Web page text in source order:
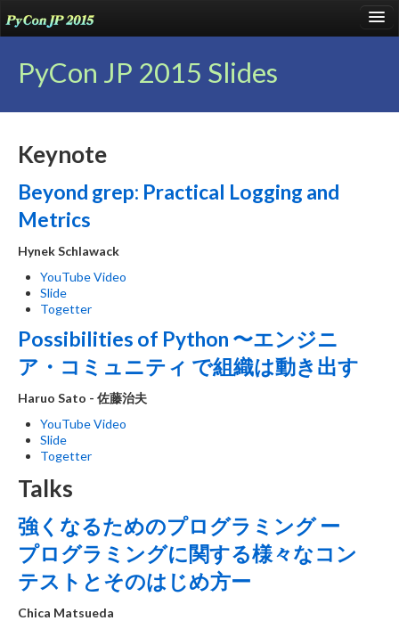
Talks
Events
Sponsors
Venue
Blog
Reports
PyCon JP 2015 Slides
Keynote
Beyond grep: Practical Logging and
Metrics
Hynek Schlawack
YouTube Video
Slide
Togetter
Possibilities of Python 〜エンジニ
ア・コミュニティ で組織は動き出す
Haruo Sato - 佐藤治夫
YouTube Video
Slide
Togetter
Talks
強くなるためのプログラミング ー
プログラミングに関する様々なコン
テストとそのはじめ方ー
Chica Matsueda